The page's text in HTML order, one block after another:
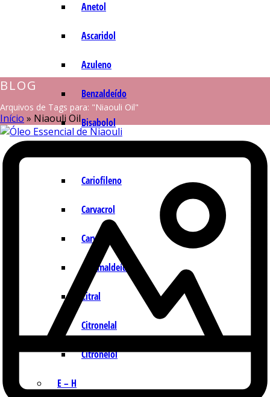
Anetol
Ascaridol
Azuleno
Benzaldeído
Bisabolol
Cariofileno
Carvacrol
Carvona
Cinamaldeído
Citral
Citronelal
Citronelol
E – H
BLOG
Arquivos de Tags para: "Niaouli Oil"
Início » Niaouli Oil